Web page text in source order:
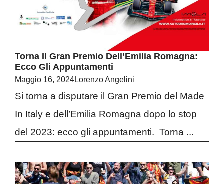
Torna Il Gran Premio Dell’Emilia Romagna:
Ecco Gli Appuntamenti
Maggio 16, 2024Lorenzo Angelini
Si torna a disputare il Gran Premio del Made
In Italy e dell’Emilia Romagna dopo lo stop
del 2023: ecco gli appuntamenti. Torna ...